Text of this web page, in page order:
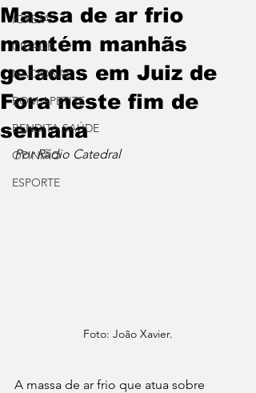
IGREJA
CIDADE
NACIONAL
BOM APETITE
BENDITA SAÚDE
OPINIÃO
ESPORTE
Massa de ar frio
mantém manhãs
geladas em Juiz de
Fora neste fim de
semana
Por Rádio Catedral
Foto: João Xavier.
A massa de ar frio que atua sobre